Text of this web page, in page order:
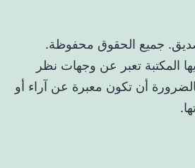
المكتبة تعبر عن وجهات نظر
أن تكون معبرة عن آراء أو